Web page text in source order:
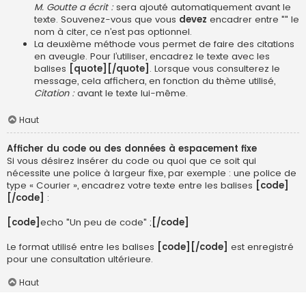
M. Goutte a écrit :sera ajouté automatiquement avant le
texte. Souvenez-vous que vous devez encadrer entre "" le
nom à citer, ce n’est pas optionnel.
La deuxième méthode vous permet de faire des citations
en aveugle. Pour l’utiliser, encadrez le texte avec les
balises [quote][/quote] . Lorsque vous consulterez le
message, cela affichera, en fonction du thème utilisé,
Citation :avant le texte lui-même.
Haut
Afficher du code ou des données à espacement fixe
Si vous désirez insérer du code ou quoi que ce soit qui
nécessite une police à largeur fixe, par exemple : une police de
type « Courier », encadrez votre texte entre les balises
[code]
[/code]
:
[code] echo "Un peu de code" ; [/code]
Le format utilisé entre les balises
[code][/code] est enregistré
pour une consultation ultérieure.
Haut